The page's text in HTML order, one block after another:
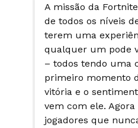
A missão da
de todos os níveis
terem uma
qualquer um pode
– todos tendo uma
primeiro momento
vitória e o
vem com ele.
jogadores que